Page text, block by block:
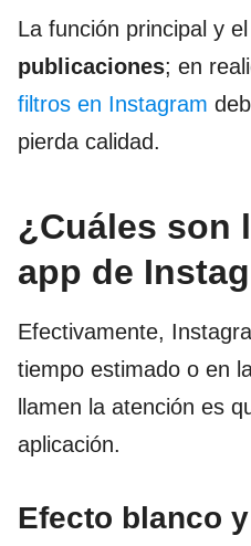
La función principal y
publicaciones; en
filtros en Instagram
pierda calidad.
¿Cuáles son
app de
Efectivamente,
tiempo estimado o en
llamen la atención es
aplicación.
Efecto blanco